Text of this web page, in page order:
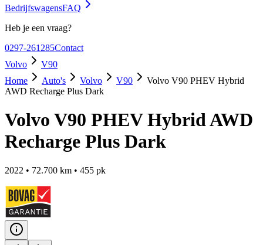
BedrijfswagensFAQ
Heb je een vraag?
0297-261285Contact
Volvo
V90
Home
Auto's Volvo V90
Volvo V90 PHEV Hybrid
AWD Recharge Plus Dark
Volvo V90 PHEV Hybrid AWD
Recharge Plus Dark
2022 • 72.700 km • 455 pk